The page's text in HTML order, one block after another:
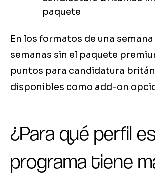
paquete
En los formatos de una semana
semanas sin el paquete
puntos para candidatura
disponibles como add-on
¿Para qué perfil
programa tiene